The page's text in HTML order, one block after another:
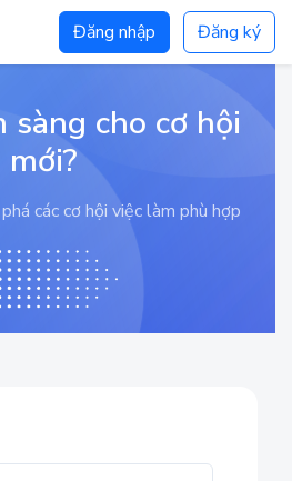
Đăng nhập Đăng ký
sàng cho cơ hội
mới?
các cơ hội việc làm phù hợp